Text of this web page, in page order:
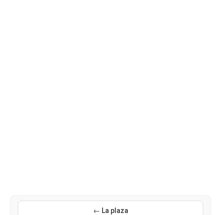
← La plaza